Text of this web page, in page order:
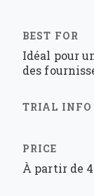
Idéal pour
des
À partir de